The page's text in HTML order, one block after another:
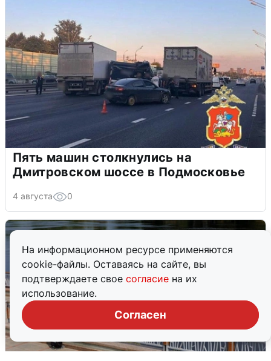
На информационном ресурсе применяются
cookie-файлы. Оставаясь на сайте, вы
подтверждаете свое согласие на их
использование.
Согласен
Пять машин столкнулись на
Дмитровском шоссе в Подмосковье
4 августа 0